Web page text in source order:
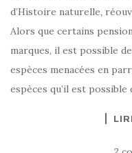
d’Histoire naturelle,
Alors que certains
marques, il est possible
espèces menacées en
espèces qu’il est possible